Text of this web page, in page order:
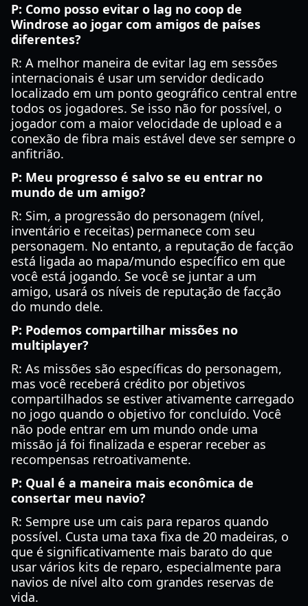
P: Como posso evitar o lag no coop de
Windrose ao jogar com amigos de países
diferentes?
R: A melhor maneira de evitar lag em sessões
internacionais é usar um servidor dedicado
localizado em um ponto geográfico central entre
todos os jogadores. Se isso não for possível, o
jogador com a maior velocidade de upload e a
conexão de fibra mais estável deve ser sempre o
anfitrião.
P: Meu progresso é salvo se eu entrar no
mundo de um amigo?
R: Sim, a progressão do personagem (nível,
inventário e receitas) permanece com seu
personagem. No entanto, a reputação de facção
está ligada ao mapa/mundo específico em que
você está jogando. Se você se juntar a um
amigo, usará os níveis de reputação de facção
do mundo dele.
P: Podemos compartilhar missões no
multiplayer?
R: As missões são específicas do personagem,
mas você receberá crédito por objetivos
compartilhados se estiver ativamente carregado
no jogo quando o objetivo for concluído. Você
não pode entrar em um mundo onde uma
missão já foi finalizada e esperar receber as
recompensas retroativamente.
P: Qual é a maneira mais econômica de
consertar meu navio?
R: Sempre use um cais para reparos quando
possível. Custa uma taxa fixa de 20 madeiras, o
que é significativamente mais barato do que
usar vários kits de reparo, especialmente para
navios de nível alto com grandes reservas de
vida.